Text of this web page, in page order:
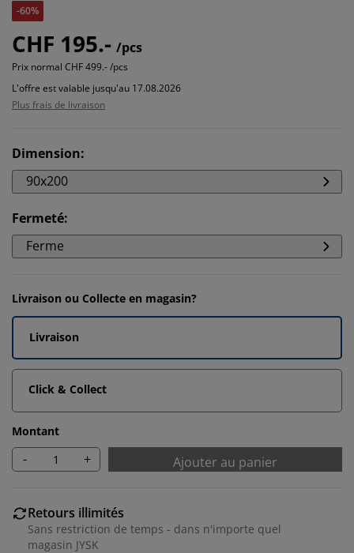
-60%
CHF 195.- /pcs
Prix normal CHF 499.- /pcs
L'offre est valable jusqu'au 17.08.2026
Plus frais de livraison
Dimension:
90x200
Fermeté:
Ferme
Livraison ou Collecte en magasin?
Livraison
Click & Collect
Montant
- + Ajouter au panier
Retours illimités
Sans restriction de temps - dans n'importe quel
magasin JYSK